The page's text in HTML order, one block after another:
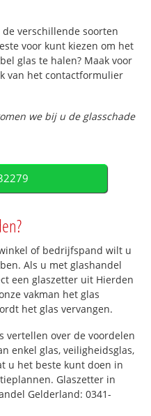
verschillende soorten
voor kunt kiezen om het
glas te halen? Maak voor
van het contactformulier
we bij u de glasschade
of bedrijfspand wilt u
Als u met glashandel
een glaszetter uit Hierden
vakman het glas
het glas vervangen.
vertellen over de voordelen
enkel glas, veiligheidsglas,
u het beste kunt doen in
Glaszetter in
Gelderland: 0341-